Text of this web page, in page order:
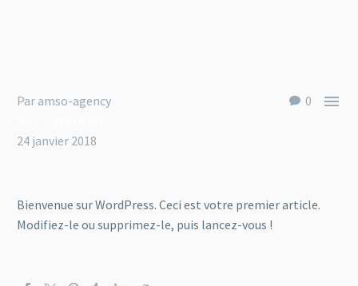
0 
Par amso-agency
24 janvier 2018
Bienvenue sur WordPress. Ceci est votre premier article.
Modifiez-le ou supprimez-le, puis lancez-vous !